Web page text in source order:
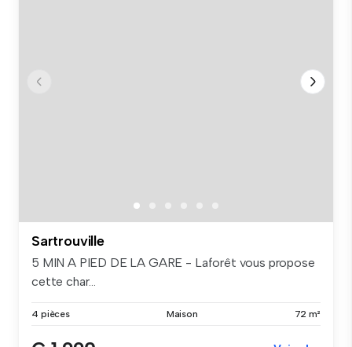
Sartrouville
5 MIN A PIED DE LA GARE - Laforêt vous propose
cette char...
4 pièces Maison 72 m²